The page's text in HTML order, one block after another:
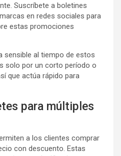
Suscríbete a boletines
en redes sociales para
estas promociones
sensible al tiempo de estos
solo por un corto período o
que actúa rápido para
para múltiples
a los clientes comprar
con descuento. Estas